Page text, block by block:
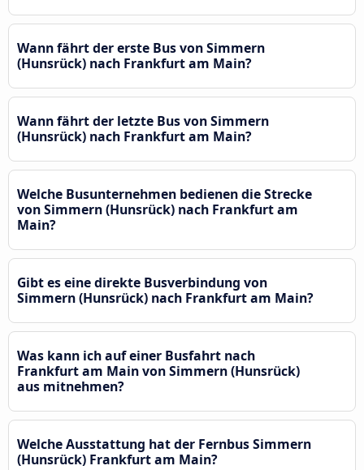
Wann fährt der erste Bus von Simmern
(Hunsrück) nach Frankfurt am Main?
Wann fährt der letzte Bus von Simmern
(Hunsrück) nach Frankfurt am Main?
Welche Busunternehmen bedienen die Strecke
von Simmern (Hunsrück) nach Frankfurt am
Main?
Gibt es eine direkte Busverbindung von
Simmern (Hunsrück) nach Frankfurt am Main?
Was kann ich auf einer Busfahrt nach
Frankfurt am Main von Simmern (Hunsrück)
aus mitnehmen?
Welche Ausstattung hat der Fernbus Simmern
(Hunsrück) Frankfurt am Main?